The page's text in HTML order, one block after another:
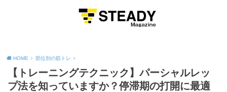
HOME 部位別の筋トレ
【トレーニングテクニック】パーシャルレッ
プ法を知っていますか？停滞期の打開に最適